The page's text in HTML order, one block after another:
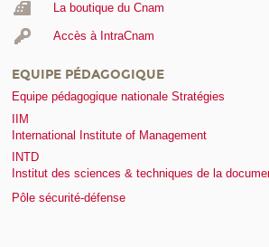
La boutique du Cnam
Accès à IntraCnam
EQUIPE PÉDAGOGIQUE
Equipe pédagogique nationale Stratégies
IIM
International Institute of Management
INTD
Institut des sciences & techniques de la
Pôle sécurité-défense